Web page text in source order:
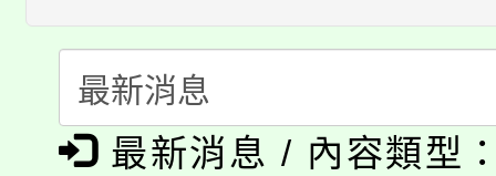
代理(課)教師甄選結果(
公告本校115學年度第
代理(課)教師甄選結果(
轉知中國文化大學推廣
《TA101》溝通分析基
淨零綠生活教案入校路
最新消息 / 內容類型